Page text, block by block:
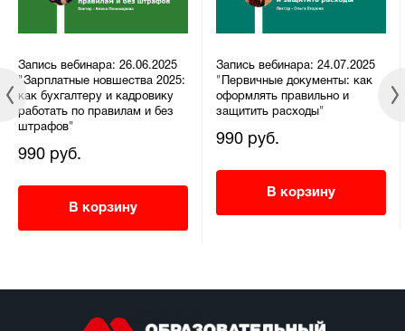
Запись вебинара: 26.06.2025
"Зарплатные новшества 2025:
как бухгалтеру и кадровику
работать по правилам и без
штрафов"
990 руб.
В корзину
Запись вебинара: 24.07.2025
"Первичные документы: как
оформлять правильно и
защитить расходы"
990 руб.
В корзину